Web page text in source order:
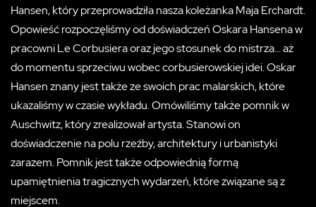
Hansen, który przeprowadziła nasza koleżanka Maja Erchardt.
Opowieść rozpoczęliśmy od doświadczeń Oskara Hansena w
pracowni Le Corbusiera oraz jego stosunek do mistrza... aż
do momentu sprzeciwu wobec corbusierowskiej idei. Oskar
Hansen znany jest także ze swoich prac malarskich, które
ukazaliśmy w czasie wykładu. Omówiliśmy także pomnik w
Auschwitz, który zrealizował artysta. Stanowi on
doświadczenie na polu rzeźby, architektury i urbanistyki
zarazem. Pomnik jest także odpowiednią formą
upamiętnienia tragicznych wydarzeń, które związane są z
miejscem.